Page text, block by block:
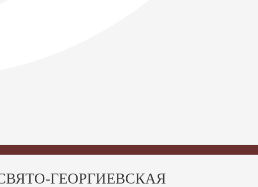
«СВЯТО-ГЕОРГИЕВСКАЯ